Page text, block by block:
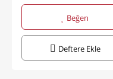
Beğen
Deftere Ekle